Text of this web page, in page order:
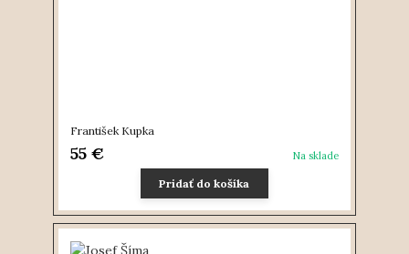
František Kupka
55 € Na sklade
Pridať do košíka